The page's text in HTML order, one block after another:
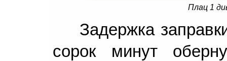
Плац 1
Задержка
сорок минут